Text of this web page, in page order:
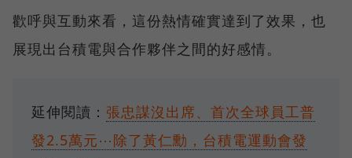
歡呼與互動來看，這份熱情確實達到了效果，也
展現出台積電與合作夥伴之間的好感情。
延伸閱讀： 張忠謀沒出席、首次全球員工普
發2.5萬元⋯除了黃仁勳，台積電運動會發